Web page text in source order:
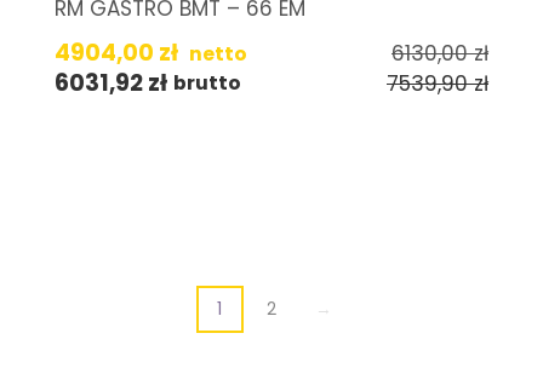
RM GASTRO BMT – 66 EM
4904,00 zł netto 6130,00zł
6031,92zł brutto 7539,90zł
1 2 →